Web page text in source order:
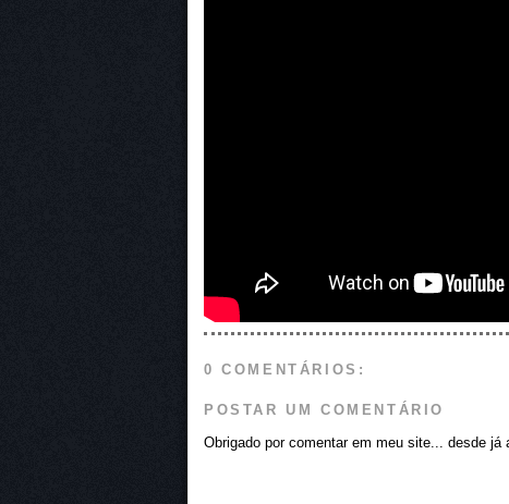
0 COMENTÁRIOS:
POSTAR UM COMENTÁRIO
Obrigado por comentar em meu site... desde